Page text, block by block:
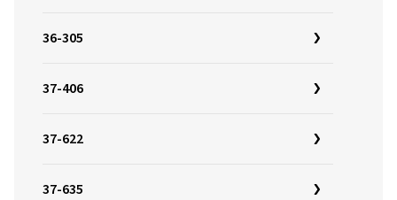
36-305
37-406
37-622
37-635